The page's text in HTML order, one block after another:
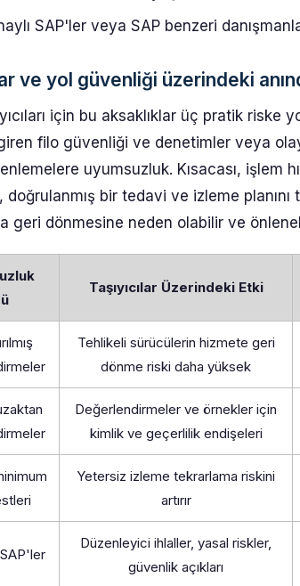
SAP'ler veya SAP benzeri
ve yol güvenliği üzerindeki
için bu aksaklıklar üç pratik riske
filo güvenliği ve denetimler veya
uyumsuzluk. Kısacası, işlem
doğrulanmış bir tedavi ve izleme
geri dönmesine neden olabilir ve
Taşıyıcılar Üzerindeki Etki
Tehlikeli sürücülerin hizmete geri
dönme riski daha yüksek
Değerlendirmeler ve örnekler için
kimlik ve geçerlilik endişeleri
Yetersiz izleme tekrarlama riskini
artırır
Düzenleyici ihlaller, yasal riskler,
güvenlik açıkları